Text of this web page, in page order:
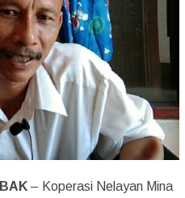
– Koperasi Nelayan Mina